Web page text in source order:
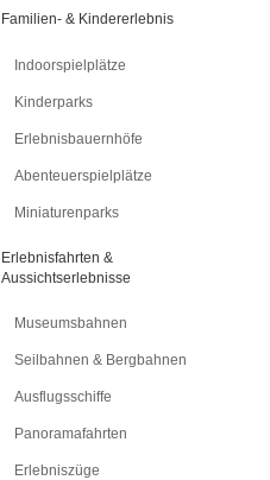
Familien- & Kindererlebnis
Indoorspielplätze
Kinderparks
Erlebnisbauernhöfe
Abenteuerspielplätze
Miniaturenparks
Erlebnisfahrten &
Aussichtserlebnisse
Museumsbahnen
Seilbahnen & Bergbahnen
Ausflugsschiffe
Panoramafahrten
Erlebniszüge